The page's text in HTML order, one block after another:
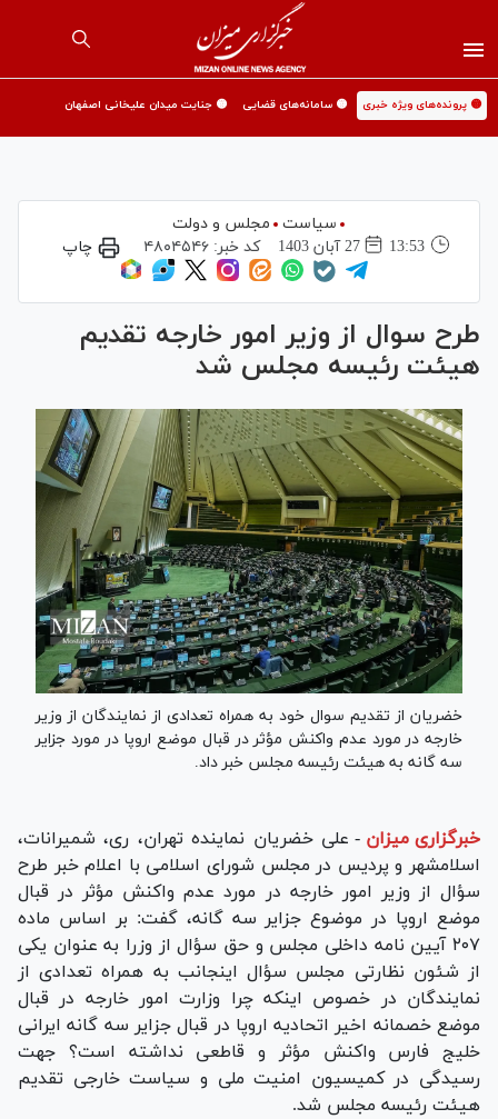
🟡 پرونده‌های ویژه خبری 🟡 سامانه‌های قضایی 🟡 جنایت میدان علیخانی اصفهان
سیاست
مجلس و دولت
13:53
27 آبان 1403 کد خبر: ۴۸۰۴۵۴۶ چاپ
طرح سوال از وزیر امور خارجه تقدیم
هیئت رئیسه مجلس شد
خضریان از تقدیم سوال خود به همراه تعدادی از نمایندگان از وزیر
خارجه در مورد عدم واکنش مؤثر در قبال موضع اروپا در مورد جزایر
سه گانه به هیئت رئیسه مجلس خبر داد.
خبرگزاری میزان - علی خضریان نماینده تهران، ری، شمیرانات،
اسلامشهر و پردیس در مجلس شورای اسلامی با اعلام خبر طرح
سؤال از وزیر امور خارجه در مورد عدم واکنش مؤثر در قبال
موضع اروپا در موضوع جزایر سه گانه، گفت: بر اساس ماده
۲۰۷ آیین نامه داخلی مجلس و حق سؤال از وزرا به عنوان یکی
از شئون نظارتی مجلس سؤال اینجانب به همراه تعدادی از
نمایندگان در خصوص اینکه چرا وزارت امور خارجه در قبال
موضع خصمانه اخیر اتحادیه اروپا در قبال جزایر سه گانه ایرانی
خلیج فارس واکنش مؤثر و قاطعی نداشته است؟ جهت
رسیدگی در کمیسیون امنیت ملی و سیاست خارجی تقدیم
هیئت رئیسه مجلس شد.